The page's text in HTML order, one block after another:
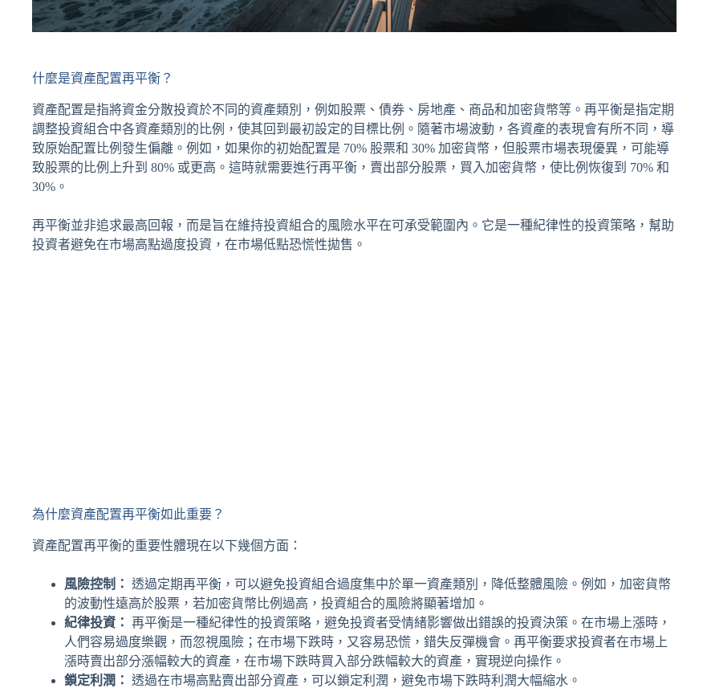
什麼是資產配置再平衡？
資產配置是指將資金分散投資於不同的資產類別，例如股票、債券、房地產、商品和加密貨幣等。再平衡是指定期
調整投資組合中各資產類別的比例，使其回到最初設定的目標比例。隨著市場波動，各資產的表現會有所不同，導
致原始配置比例發生偏離。例如，如果你的初始配置是 70% 股票和 30% 加密貨幣，但股票市場表現優異，可能導
致股票的比例上升到 80% 或更高。這時就需要進行再平衡，賣出部分股票，買入加密貨幣，使比例恢復到 70% 和
30%。
再平衡並非追求最高回報，而是旨在維持投資組合的風險水平在可承受範圍內。它是一種紀律性的投資策略，幫助
投資者避免在市場高點過度投資，在市場低點恐慌性拋售。
為什麼資產配置再平衡如此重要？
資產配置再平衡的重要性體現在以下幾個方面：
風險控制： 透過定期再平衡，可以避免投資組合過度集中於單一資產類別，降低整體風險。例如，加密貨幣
的波動性遠高於股票，若加密貨幣比例過高，投資組合的風險將顯著增加。
紀律投資： 再平衡是一種紀律性的投資策略，避免投資者受情緒影響做出錯誤的投資決策。在市場上漲時，
人們容易過度樂觀，而忽視風險；在市場下跌時，又容易恐慌，錯失反彈機會。再平衡要求投資者在市場上
漲時賣出部分漲幅較大的資產，在市場下跌時買入部分跌幅較大的資產，實現逆向操作。
鎖定利潤： 透過在市場高點賣出部分資產，可以鎖定利潤，避免市場下跌時利潤大幅縮水。